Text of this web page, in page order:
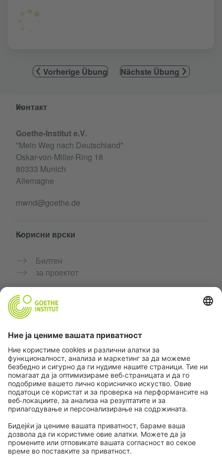
Vorherige Übung Nächste Übung
Service- und Informationsbereich
Контакт
Goethe-Institut e.V.
"Mein Weg nach Deutschland"
Oskar-von-Miller-Ring 18
80333 Munich
Allemagne
mwnd@goethe.de
Корисни врски
Билтен
за проектот
Дополнителни веб-страници
Заедница „Германски јазик за тебе"
Вежбајте германски бесплатно
Курсеви по германски јазик на Goethe-Institut
Портал за наставници „Deutschstunde“
Приватност и пристапност
Поставки за приватност